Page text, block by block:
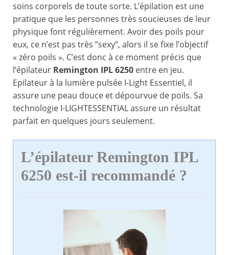
soins corporels de toute sorte. L’épilation est une
pratique que les personnes très soucieuses de leur
physique font régulièrement. Avoir des poils pour
eux, ce n’est pas très ‘’sexy’’, alors il se fixe l’objectif
« zéro poils ». C’est donc à ce moment précis que
l’épilateur Remington IPL 6250 entre en jeu.
Epilateur à la lumière pulsée I-Light Essentiel, il
assure une peau douce et dépourvue de poils. Sa
technologie I-LIGHTESSENTIAL assure un résultat
parfait en quelques jours seulement.
L’épilateur Remington IPL
6250 est-il recommandé ?